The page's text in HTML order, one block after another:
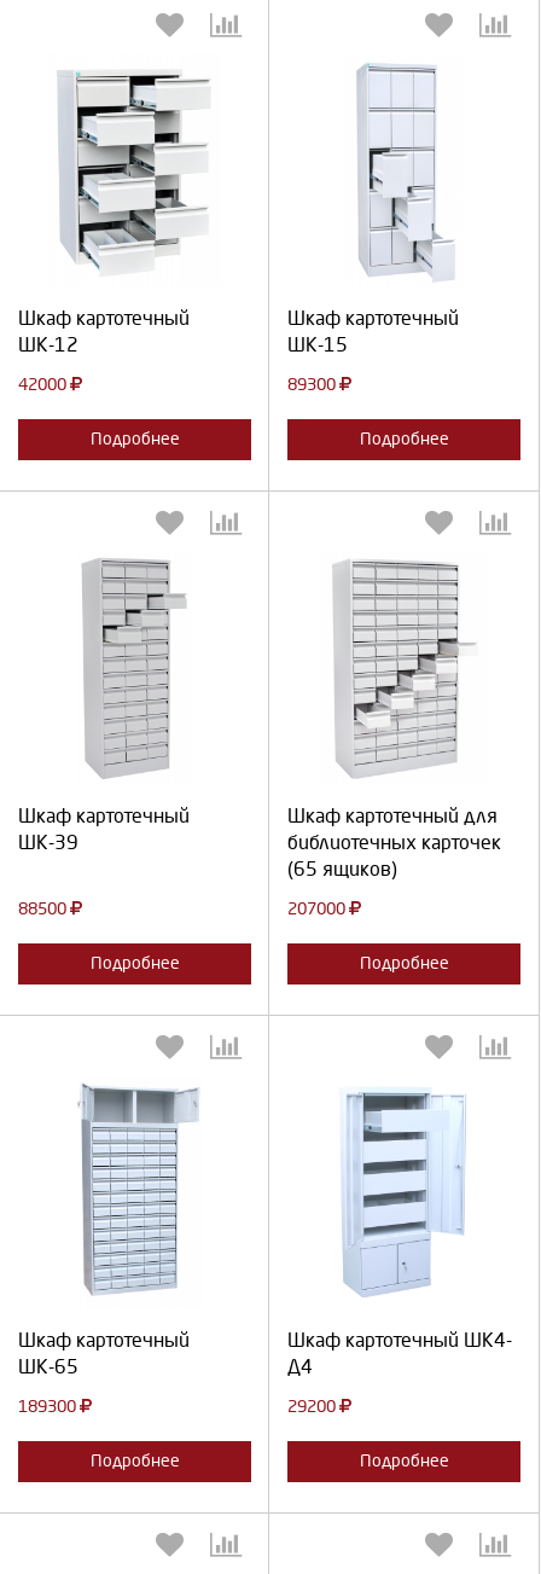
Шкаф картотечный
ШК-12
42000
Подробнее
Выберите количество:
Шкаф картотечный
ШК-15
89300
Подробнее
Выберите количество:
Шкаф картотечный
ШК-39
88500
Подробнее
Выберите количество:
Шкаф картотечный для
библиотечных карточек
(65 ящиков)
207000
Подробнее
Выберите количество:
Шкаф картотечный
ШК-65
189300
Подробнее
Выберите количество:
Шкаф картотечный ШК4-
Д4
29200
Подробнее
Выберите количество: